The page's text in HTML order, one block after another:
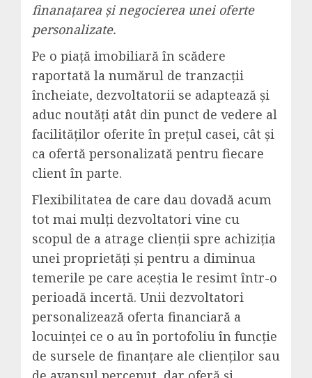
finanațarea și negocierea unei oferte
personalizate.
Pe o piață imobiliară în scădere
raportată la numărul de tranzacții
încheiate, dezvoltatorii se adaptează și
aduc noutăți atât din punct de vedere al
facilităților oferite în prețul casei, cât și
ca ofertă personalizată pentru fiecare
client în parte.
Flexibilitatea de care dau dovadă acum
tot mai mulți dezvoltatori vine cu
scopul de a atrage clienții spre achiziția
unei proprietăți și pentru a diminua
temerile pe care aceștia le resimt într-o
perioadă incertă. Unii dezvoltatori
personalizează oferta financiară a
locuinței ce o au în portofoliu în funcție
de sursele de finanțare ale clienților sau